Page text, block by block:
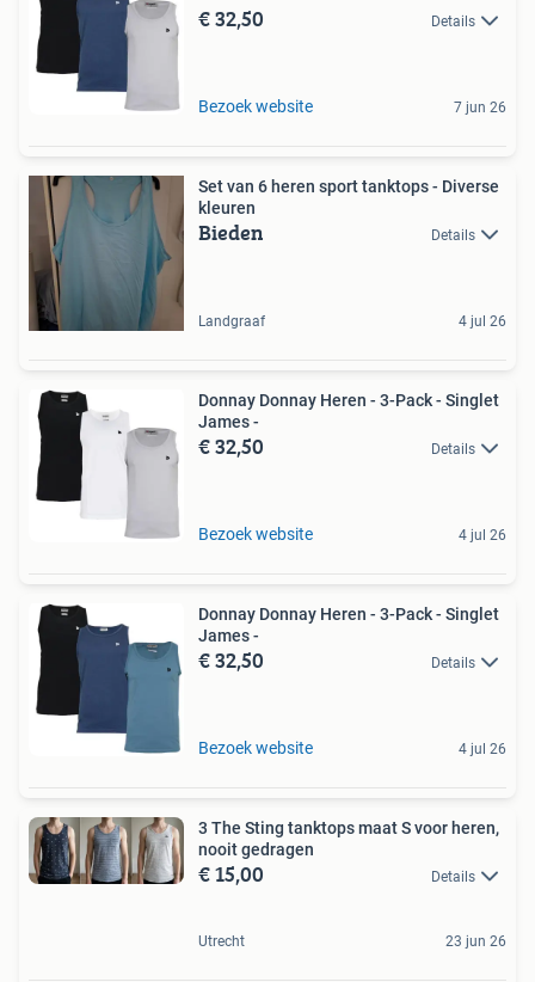
€ 32,50 Details
Bezoek website 7 jun 26
Set van 6 heren sport tanktops - Diverse
kleuren
Bieden Details
Landgraaf 4 jul 26
Donnay Donnay Heren - 3-Pack - Singlet
James -
€ 32,50 Details
Bezoek website 4 jul 26
Donnay Donnay Heren - 3-Pack - Singlet
James -
€ 32,50 Details
Bezoek website 4 jul 26
3 The Sting tanktops maat S voor heren,
nooit gedragen
€ 15,00 Details
Utrecht 23 jun 26